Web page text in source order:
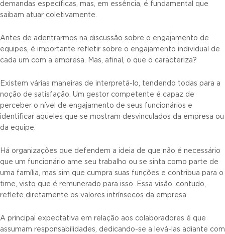
demandas específicas, mas, em essência, é fundamental que
saibam atuar coletivamente.
Antes de adentrarmos na discussão sobre o engajamento de
equipes, é importante refletir sobre o engajamento individual de
cada um com a empresa. Mas, afinal, o que o caracteriza?
Existem várias maneiras de interpretá-lo, tendendo todas para a
noção de satisfação. Um gestor competente é capaz de
perceber o nível de engajamento de seus funcionários e
identificar aqueles que se mostram desvinculados da empresa ou
da equipe.
Há organizações que defendem a ideia de que não é necessário
que um funcionário ame seu trabalho ou se sinta como parte de
uma família, mas sim que cumpra suas funções e contribua para o
time, visto que é remunerado para isso. Essa visão, contudo,
reflete diretamente os valores intrínsecos da empresa.
A principal expectativa em relação aos colaboradores é que
assumam responsabilidades, dedicando-se a levá-las adiante com